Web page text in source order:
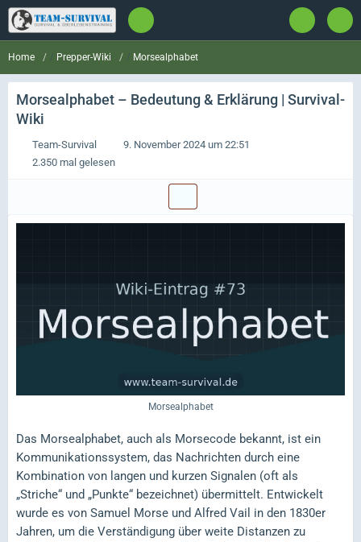
Home Prepper-Wiki Morsealphabet
Morsealphabet – Bedeutung & Erklärung | Survival-
Wiki
Team-Survival
9. November 2024 um 22:51
2.350 mal gelesen
Morsealphabet
Das Morsealphabet, auch als Morsecode bekannt, ist ein
Kommunikationssystem, das Nachrichten durch eine
Kombination von langen und kurzen Signalen (oft als
„Striche“ und „Punkte“ bezeichnet) übermittelt. Entwickelt
wurde es von Samuel Morse und Alfred Vail in den 1830er
Jahren, um die Verständigung über weite Distanzen zu